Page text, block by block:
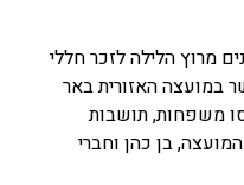
מרוץ הלילה לזכר חללי
במועצה האזורית באר
משפחות, תושבות
בן כהן וחברי